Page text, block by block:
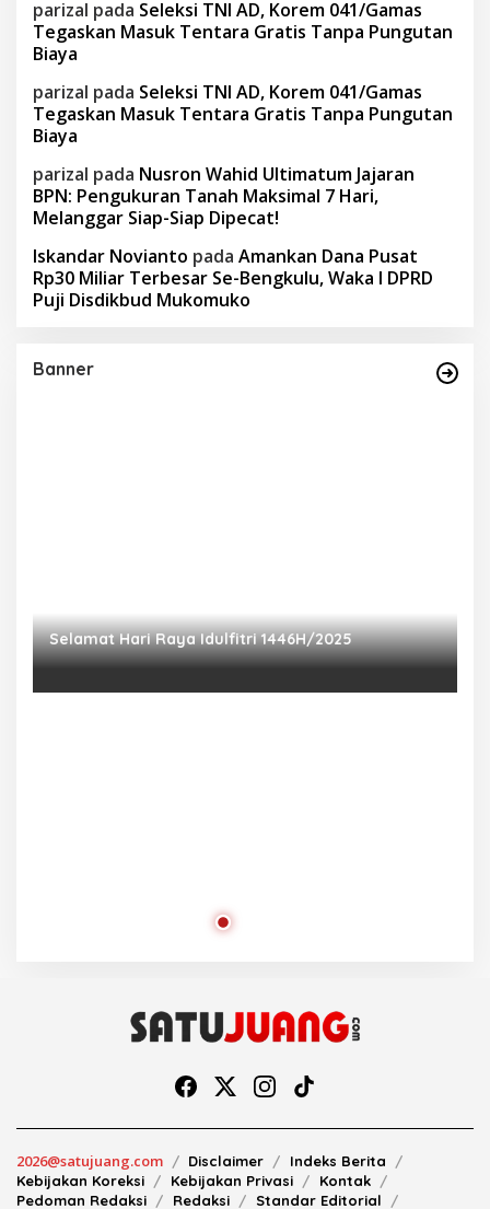
parizal pada Seleksi TNI AD, Korem 041/Gamas
Tegaskan Masuk Tentara Gratis Tanpa Pungutan
Biaya
parizal pada Seleksi TNI AD, Korem 041/Gamas
Tegaskan Masuk Tentara Gratis Tanpa Pungutan
Biaya
parizal pada Nusron Wahid Ultimatum Jajaran
BPN: Pengukuran Tanah Maksimal 7 Hari,
Melanggar Siap-Siap Dipecat!
Iskandar Novianto pada Amankan Dana Pusat
Rp30 Miliar Terbesar Se-Bengkulu, Waka I DPRD
Puji Disdikbud Mukomuko
Banner
Selamat Hari Raya Idulfitri 1446H/2025
2026@satujuang.com Disclaimer
Indeks Berita
Kebijakan Koreksi
Kebijakan Privasi
Kontak
Pedoman Redaksi
Redaksi Standar Editorial